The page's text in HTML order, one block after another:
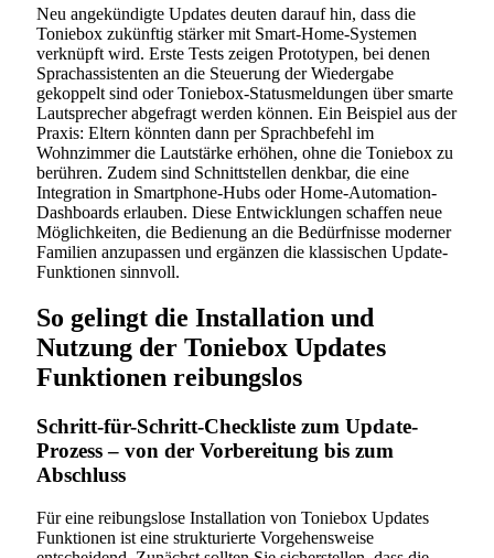
Neu angekündigte Updates deuten darauf hin, dass die
Toniebox zukünftig stärker mit Smart-Home-Systemen
verknüpft wird. Erste Tests zeigen Prototypen, bei denen
Sprachassistenten an die Steuerung der Wiedergabe
gekoppelt sind oder Toniebox-Statusmeldungen über smarte
Lautsprecher abgefragt werden können. Ein Beispiel aus der
Praxis: Eltern könnten dann per Sprachbefehl im
Wohnzimmer die Lautstärke erhöhen, ohne die Toniebox zu
berühren. Zudem sind Schnittstellen denkbar, die eine
Integration in Smartphone-Hubs oder Home-Automation-
Dashboards erlauben. Diese Entwicklungen schaffen neue
Möglichkeiten, die Bedienung an die Bedürfnisse moderner
Familien anzupassen und ergänzen die klassischen Update-
Funktionen sinnvoll.
So gelingt die Installation und
Nutzung der Toniebox Updates
Funktionen reibungslos
Schritt-für-Schritt-Checkliste zum Update-
Prozess – von der Vorbereitung bis zum
Abschluss
Für eine reibungslose Installation von Toniebox Updates
Funktionen ist eine strukturierte Vorgehensweise